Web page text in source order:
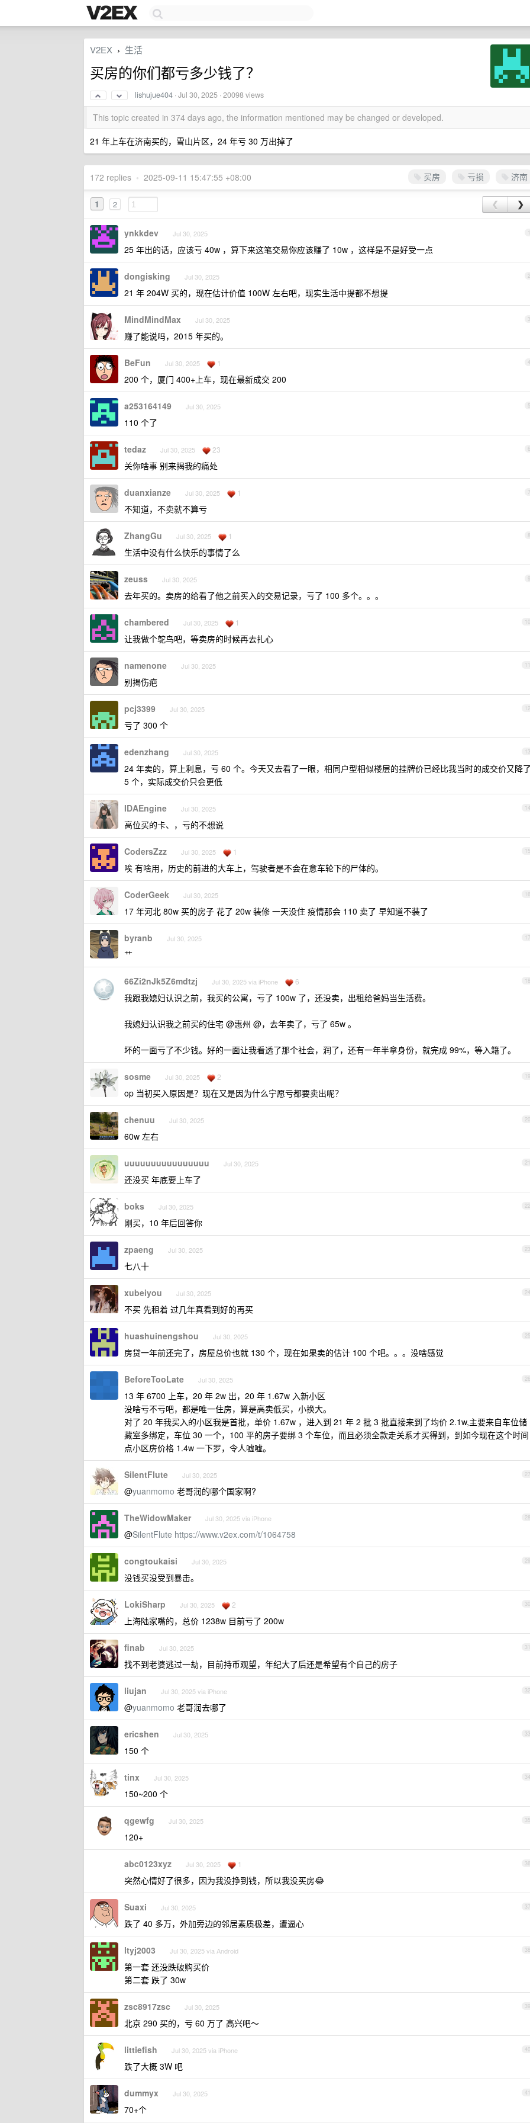
V2EX › 生活
买房的你们都亏多少钱了？
lishujue404 ·Jul 30, 2025 · 20098 views
This topic created in 374 days ago, the information mentioned may be changed or developed.
21 年上车在济南买的，雪山片区，24 年亏 30 万出掉了
买房 亏损 济南
172 replies • 2025-09-11 15:47:55 +08:00
1 2 ❮ ❯
1
ynkkdev Jul 30, 2025
25 年出的话，应该亏 40w ，算下来这笔交易你应该赚了 10w ，这样是不是好受一点
2
dongisking Jul 30, 2025
21 年 204W 买的，现在估计价值 100W 左右吧，现实生活中提都不想提
3
MindMindMax Jul 30, 2025
赚了能说吗，2015 年买的。
4
BeFun Jul 30, 2025 1
200 个，厦门 400+上车，现在最新成交 200
5
a253164149 Jul 30, 2025
110 个了
6
tedaz Jul 30, 2025 23
关你啥事 别来揭我的痛处
7
duanxianze Jul 30, 2025 1
不知道，不卖就不算亏
8
ZhangGu Jul 30, 2025 1
生活中没有什么快乐的事情了么
9
zeuss Jul 30, 2025
去年买的。卖房的给看了他之前买入的交易记录，亏了 100 多个。。。
10
chambered Jul 30, 2025 1
让我做个鸵鸟吧，等卖房的时候再去扎心
11
namenone Jul 30, 2025
别揭伤疤
12
pcj3399 Jul 30, 2025
亏了 300 个
13
edenzhang Jul 30, 2025
24 年卖的，算上利息，亏 60 个。今天又去看了一眼，相同户型相似楼层的挂牌价已经比我当时的成交价又降了
5 个，实际成交价只会更低
14
IDAEngine Jul 30, 2025
高位买的卡、，亏的不想说
15
CodersZzz Jul 30, 2025 1
唉 有啥用，历史的前进的大车上，驾驶者是不会在意车轮下的尸体的。
16
CoderGeek Jul 30, 2025
17 年河北 80w 买的房子 花了 20w 装修 一天没住 疫情那会 110 卖了 早知道不装了
17
byranb Jul 30, 2025
艹
18
66Zi2nJk5Z6mdtzj Jul 30, 2025 via iPhone 6
我跟我媳妇认识之前，我买的公寓，亏了 100w 了，还没卖，出租给爸妈当生活费。
我媳妇认识我之前买的住宅 @惠州 @，去年卖了，亏了 65w 。
坏的一面亏了不少钱。好的一面让我看透了那个社会，润了，还有一年半拿身份，就完成 99%，等入籍了。
19
sosme Jul 30, 2025 2
op 当初买入原因是？现在又是因为什么宁愿亏都要卖出呢？
20
chenuu Jul 30, 2025
60w 左右
21
uuuuuuuuuuuuuuuu Jul 30, 2025
还没买 年底要上车了
22
boks Jul 30, 2025
刚买，10 年后回答你
23
zpaeng Jul 30, 2025
七八十
24
xubeiyou Jul 30, 2025
不买 先租着 过几年真看到好的再买
25
huashuinengshou Jul 30, 2025
房贷一年前还完了，房屋总价也就 130 个，现在如果卖的估计 100 个吧。。。没啥感觉
26
BeforeTooLate Jul 30, 2025
13 年 6700 上车，20 年 2w 出，20 年 1.67w 入新小区
没啥亏不亏吧，都是唯一住房，算是高卖低买，小换大。
对了 20 年我买入的小区我是首批，单价 1.67w ，进入到 21 年 2 批 3 批直接来到了均价 2.1w,主要来自车位储
藏室多绑定，车位 30 一个，100 平的房子要绑 3 个车位，而且必须全款走关系才买得到，到如今现在这个时间
点小区房价格 1.4w 一下罗，令人嘘嘘。
27
SilentFlute Jul 30, 2025
@yuanmomo 老哥润的哪个国家啊?
28
TheWidowMaker Jul 30, 2025 via iPhone
@SilentFlute https://www.v2ex.com/t/1064758
29
congtoukaisi Jul 30, 2025
没钱买没受到暴击。
30
LokiSharp Jul 30, 2025 2
上海陆家嘴的，总价 1238w 目前亏了 200w
31
finab Jul 30, 2025
找不到老婆逃过一劫，目前持币观望，年纪大了后还是希望有个自己的房子
32
liujan Jul 30, 2025 via iPhone
@yuanmomo 老哥润去哪了
33
ericshen Jul 30, 2025
150 个
34
tinx Jul 30, 2025
150~200 个
35
qgewfg Jul 30, 2025
120+
36
abc0123xyz Jul 30, 2025 1
突然心情好了很多，因为我没挣到钱，所以我没买房😂
37
Suaxi Jul 30, 2025
跌了 40 多万，外加旁边的邻居素质极差，遭逼心
38
ltyj2003 Jul 30, 2025 via Android
第一套 还没跌破购买价
第二套 跌了 30w
39
zsc8917zsc Jul 30, 2025
北京 290 买的，亏 60 万了 高兴吧～
40
littiefish Jul 30, 2025 via iPhone
跌了大概 3W 吧
41
dummyx Jul 30, 2025
70+个